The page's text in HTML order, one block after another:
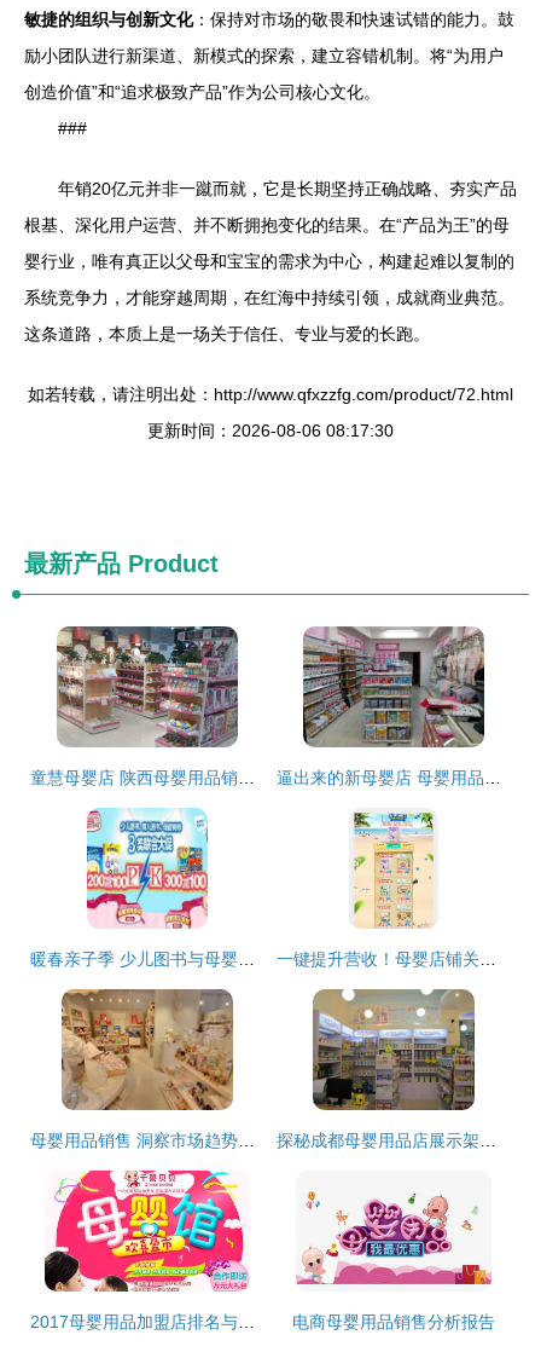
敏捷的组织与创新文化：保持对市场的敬畏和快速试错的能力。鼓
励小团队进行新渠道、新模式的探索，建立容错机制。将“为用户
创造价值”和“追求极致产品”作为公司核心文化。
###
年销20亿元并非一蹴而就，它是长期坚持正确战略、夯实产品
根基、深化用户运营、并不断拥抱变化的结果。在“产品为王”的母
婴行业，唯有真正以父母和宝宝的需求为中心，构建起难以复制的
系统竞争力，才能穿越周期，在红海中持续引领，成就商业典范。
这条道路，本质上是一场关于信任、专业与爱的长跑。
如若转载，请注明出处：http://www.qfxzzfg.com/product/72.html
更新时间：2026-08-06 08:17:30
最新产品 Product
电商母婴用品销售分析报告